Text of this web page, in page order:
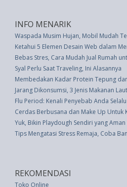
INFO MENARIK
Waspada Musim Hujan, Mobil Mudah
Ketahui 5 Elemen Desain Web dalam
Bebas Stres, Cara Mudah Jual Rumah
Syal Perlu Saat Traveling, Ini Alasannya
Membedakan Kadar Protein Tepung
Jarang Dikonsumsi, 3 Jenis Makanan
Flu Period: Kenali Penyebab Anda Selalu
Cerdas Berbusana dan Make Up Untuk
Yuk, Bikin Playdough Sendiri yang Aman
Tips Mengatasi Stress Remaja, Coba
REKOMENDASI
Toko Online